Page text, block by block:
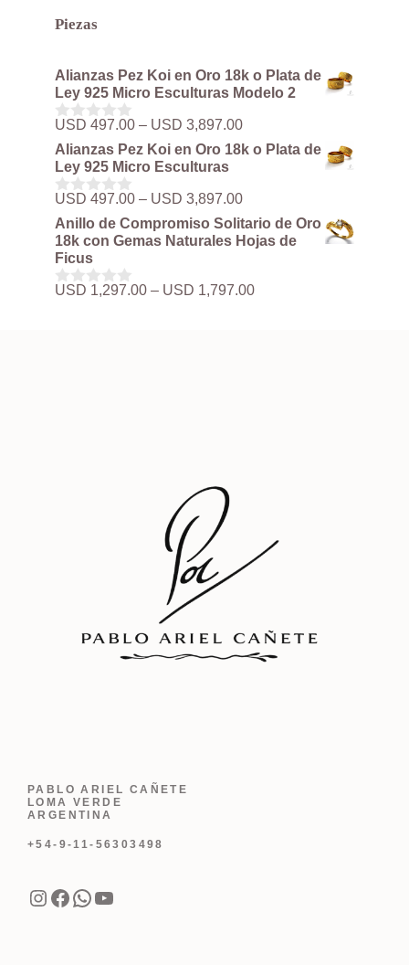
Piezas
Alianzas Pez Koi en Oro 18k o Plata de
Ley 925 Micro Esculturas Modelo 2
0
d
e
5
USD 497.00 – USD 3,897.00Rango
de
precios:
USD 497.00
USD 3,897.00
Alianzas Pez Koi en Oro 18k o Plata de
Ley 925 Micro Esculturas
0
d
e
5
USD 497.00 – USD 3,897.00Rango
de
precios:
desde
hasta
Anillo de Compromiso Solitario de Oro
18k con Gemas Naturales Hojas de
Ficus
0
USD 1,297.00 – USD 1,797.00Rango
PABLO ARIEL CAÑETE
LOMA VERDE
ARGENTINA
+54-9-11-56303498
Instagram
Facebook
WhatsApp
YouTube